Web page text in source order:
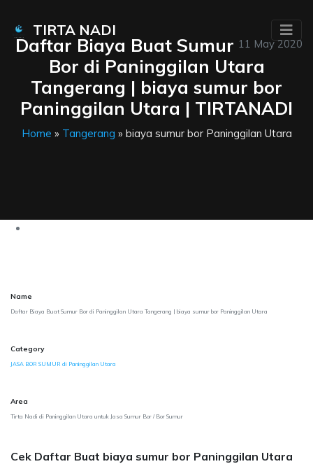
TIRTA NADI
11 May 2020
Daftar Biaya Buat Sumur
Bor di Paninggilan Utara
Tangerang | biaya sumur bor
Paninggilan Utara | TIRTANADI
Home » Tangerang » biaya sumur bor Paninggilan Utara
Name
Daftar Biaya Buat Sumur Bor di Paninggilan Utara Tangerang | biaya sumur bor Paninggilan Utara
Category
JASA BOR SUMUR di Paninggilan Utara
Area
Tirta Nadi di Paninggilan Utara untuk Jasa Sumur Bor / Bor Sumur
Cek Daftar Buat biaya sumur bor Paninggilan Utara